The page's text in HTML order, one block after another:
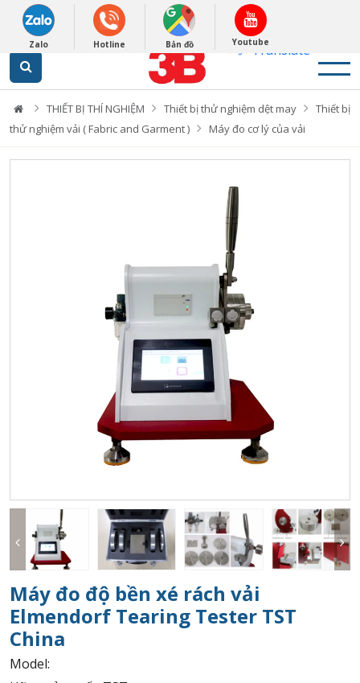
Powered by
Translate
English
0948279988
THIẾT BỊ THÍ NGHIỆM Thiết bị thử nghiệm dệt may
Thiết bị
thử nghiệm vải ( Fabric and Garment )
Máy đo cơ lý của vải
Máy đo độ bền xé rách vải
Elmendorf Tearing Tester TST
China
Model:
Zalo Hotline Bản đồ Youtube